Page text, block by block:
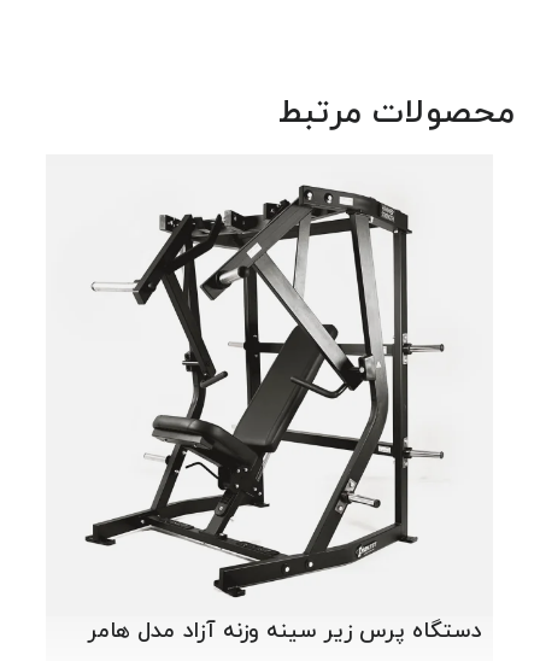
محصولات مرتبط
دستگاه پرس زیر سینه وزنه آزاد مدل هامر